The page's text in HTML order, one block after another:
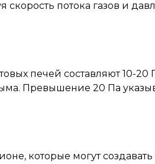
потока газов и
печей составляют
Превышение 20 Па
которые могут